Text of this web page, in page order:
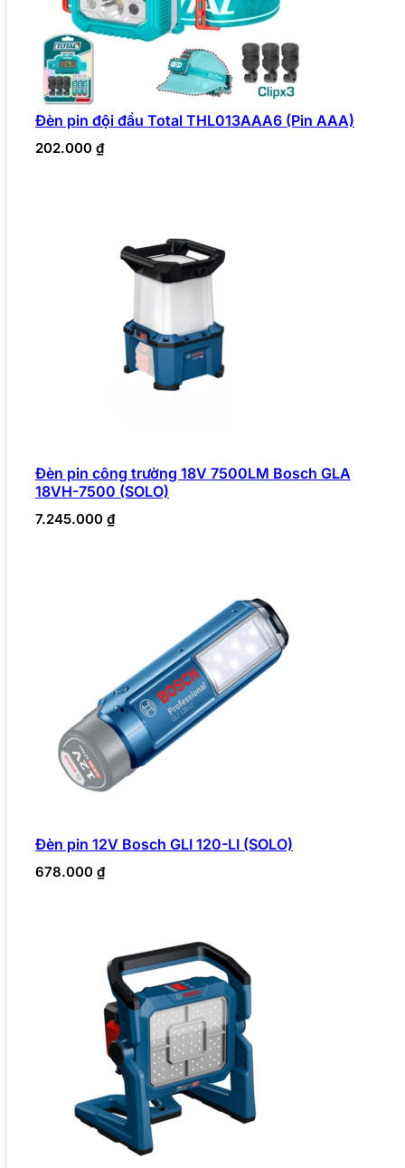
Đèn pin đội đầu Total THL013AAA6 (Pin AAA)
202.000 ₫
Đèn pin công trường 18V 7500LM Bosch GLA
18VH-7500 (SOLO)
7.245.000 ₫
Đèn pin 12V Bosch GLI 120-LI (SOLO)
678.000 ₫